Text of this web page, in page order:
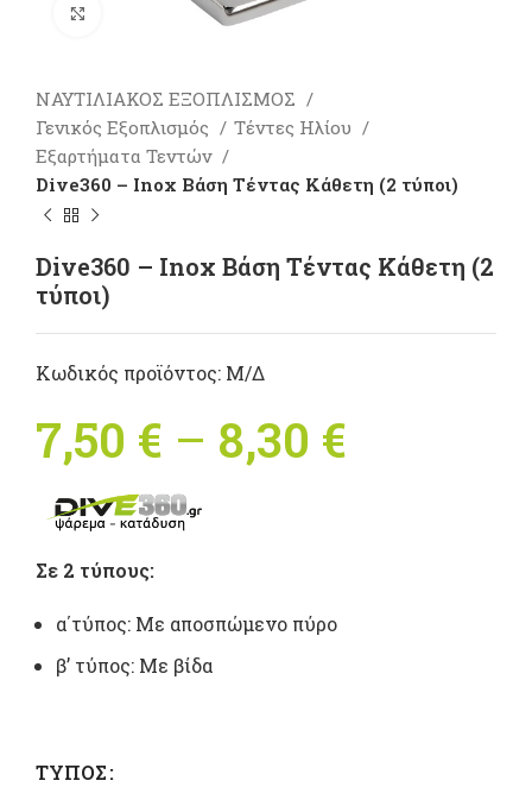
Πατήστε για μεγέθυνση
ΝΑΥΤΙΛΙΑΚΟΣ ΕΞΟΠΛΙΣΜΟΣ
Γενικός Εξοπλισμός
Τέντες Ηλίου
Εξαρτήματα Τεντών
Dive360 – Inox Βάση Τέντας Κάθετη (2 τύποι)
Dive360 – Inox Βάση Τέντας Κάθετη (2
τύποι)
Κωδικός προϊόντος: Μ/Δ
7,50 € – 8,30 €
Σε 2 τύπους:
α΄τύπος: Με αποσπώμενο πύρο
β’ τύπος: Με βίδα
ΤΎΠΟΣ